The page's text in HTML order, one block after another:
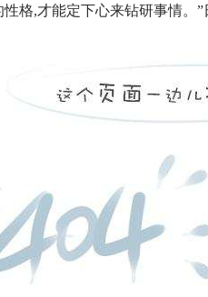
,才能定下心来钻研事情。”